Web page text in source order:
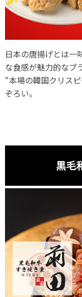
日本の唐揚げとは一
な食感が魅力的なブ
“本場の韓国クリス
ぞろい。
黒毛